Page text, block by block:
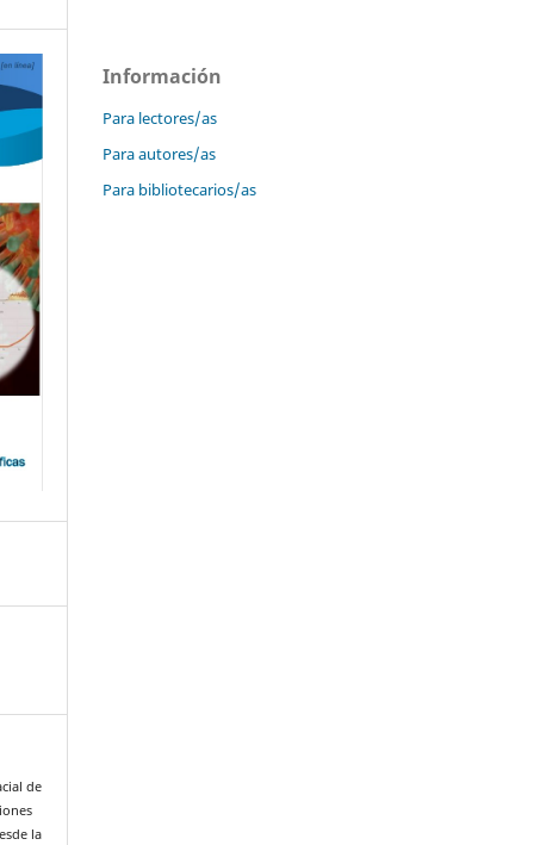
de
la
Información
Para lectores/as
Para autores/as
Para bibliotecarios/as